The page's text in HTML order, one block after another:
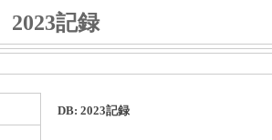
2023記録
DB: 2023記録